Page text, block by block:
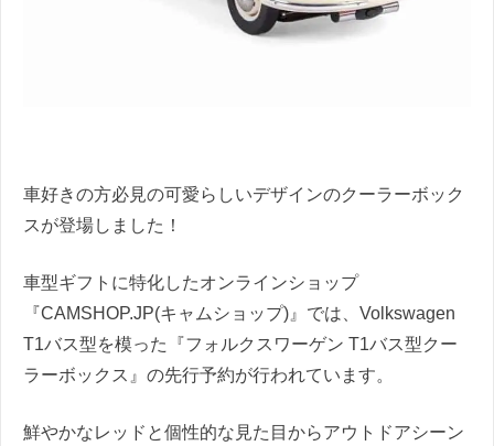
車好きの方必見の可愛らしいデザインのクーラーボック
スが登場しました！
車型ギフトに特化したオンラインショップ
『CAMSHOP.JP(キャムショップ)』では、Volkswagen
T1バス型を模った『フォルクスワーゲン T1バス型クー
ラーボックス』の先行予約が行われています。
鮮やかなレッドと個性的な見た目からアウトドアシーン